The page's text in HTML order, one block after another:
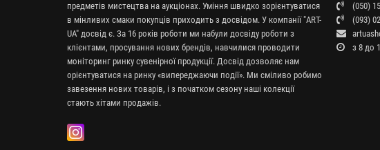
предметів мистецтва на аукціонах. Уміння швидко зорієнтуватися
в мінливих смаки покупців приходить з досвідом. У компанії "ART-
UA" досвід є. За 16 років роботи ми набули досвіду роботи з
клієнтами, просування нових брендів, навчилися проводити
моніторинг ринку сувенірної продукції. Досвід дозволяє нам
орієнтуватися на ринку «випереджаючи події». Ми сміливо робимо
завезення нових товарів, і з початком сезону наші колекції
стають хітами продажів.
(050)
(093)
з 8 до